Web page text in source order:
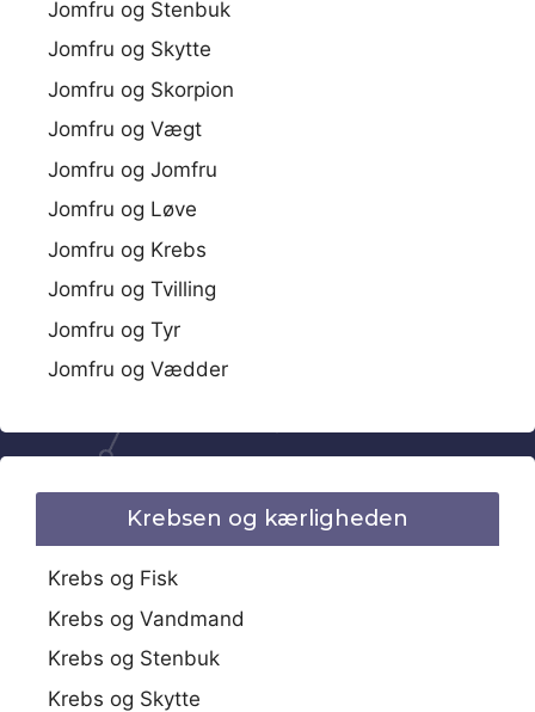
Jomfru og Stenbuk
Jomfru og Skytte
Jomfru og Skorpion
Jomfru og Vægt
Jomfru og Jomfru
Jomfru og Løve
Jomfru og Krebs
Jomfru og Tvilling
Jomfru og Tyr
Jomfru og Vædder
Krebsen og kærligheden
Krebs og Fisk
Krebs og Vandmand
Krebs og Stenbuk
Krebs og Skytte